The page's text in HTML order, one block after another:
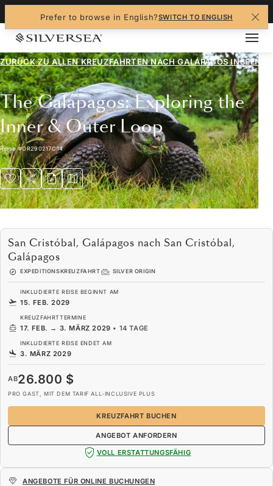
Prefer to browse in English?SWITCH TO ENGLISH
ZURÜCK ZU ALLENKREUZFAHRTEN NACH GALÁPAGOS INSELN
The Galápagos: Exploring the
Inner & Outer Loop
Reise#OR290217C14
San Cristóbal, Galápagos nach San Cristóbal,
Galápagos
EXPEDITIONSKREUZFAHRT SILVER ORIGIN
INKLUDIERTE REISE BEGINNT AM
15. FEB. 2029
KREUZFAHRTTERMINE
17. FEB. → 3. MÄRZ 2029 • 14 TAGE
INKLUDIERTE REISE ENDET AM
3. MÄRZ 2029
AB26.800 $
PRO GAST, MIT DEM TARIF ALL-INCLUSIVE PLUS
KREUZFAHRT BUCHEN
ANGEBOT ANFORDERN
VOLL ERSTATTUNGSFÄHIG
ANGEBOTE FÜR ONLINE BUCHUNGEN